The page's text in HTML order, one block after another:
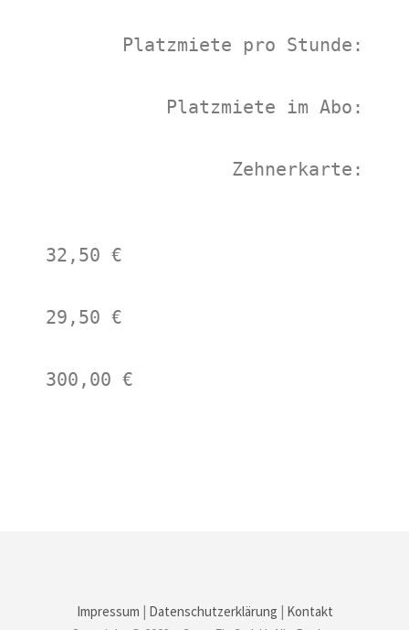
Platzmiete pro Stunde:
Platzmiete im Abo:
Zehnerkarte:
32,50 €
29,50 €
300,00 €
Impressum | Datenschutzerklärung | Kontakt